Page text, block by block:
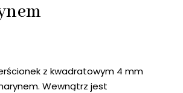
z kwadratowym 4 mm
Wewnątrz jest